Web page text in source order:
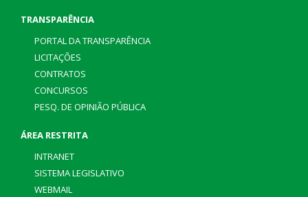
TRANSPARÊNCIA
PORTAL DA TRANSPARÊNCIA
LICITAÇÕES
CONTRATOS
CONCURSOS
PESQ. DE OPINIÃO PÚBLICA
ÁREA RESTRITA
INTRANET
SISTEMA LEGISLATIVO
WEBMAIL